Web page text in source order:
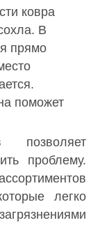
ковра
В
прямо
поможет
позволяет
проблему.
легко